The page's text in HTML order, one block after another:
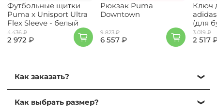
Футбольные щитки
Puma x Unisport Ultra
Flex Sleeve - белый
4 436 ₽
2 972 ₽
Рюкзак Puma
Downtown
9 823 ₽
6 557 ₽
Ключ
(для
3 019 ₽
2 517
Как заказать?
"Добавить в корзину".
Как выбрать размер?